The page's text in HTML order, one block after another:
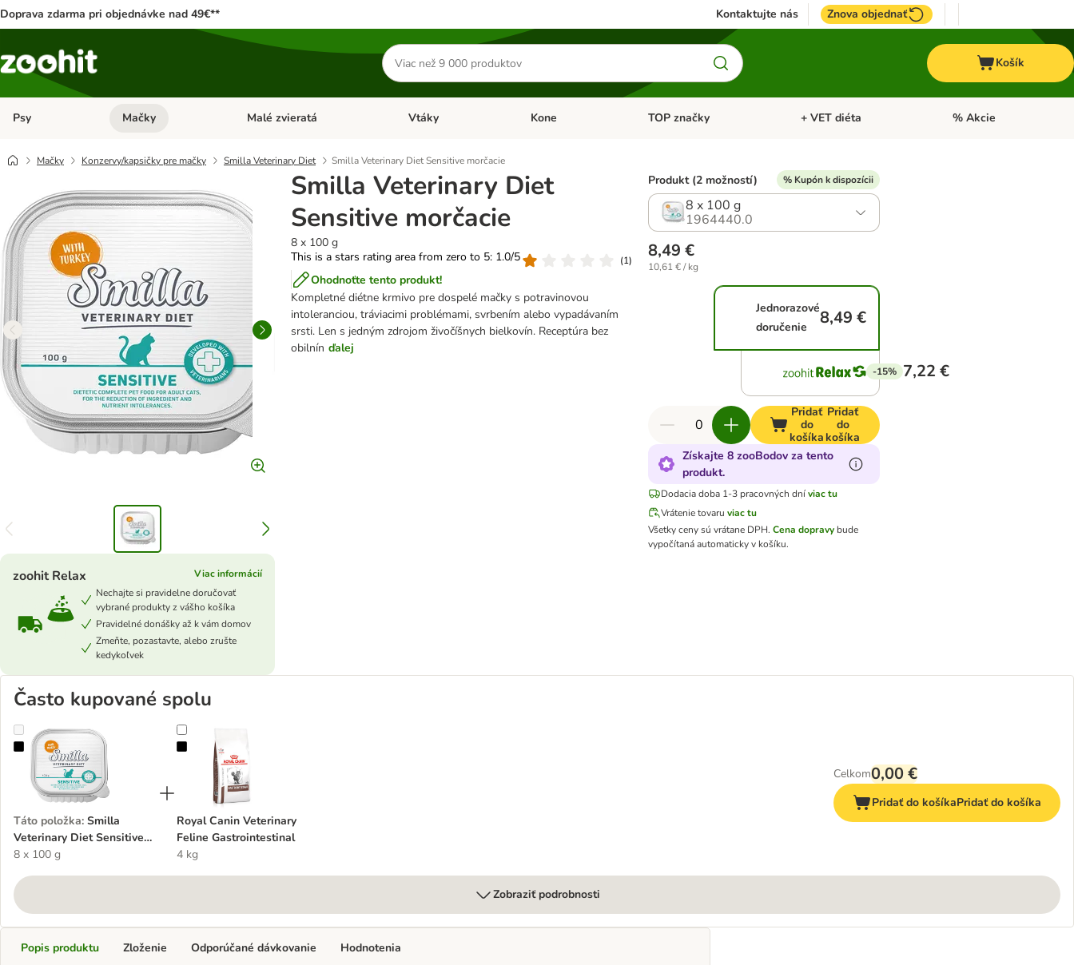
Doprava zdarma pri objednávke nad 49€** Kontaktujte nás Znova objednať
Hľadať
produkty
Košík
Psy Otvoriť menu: Psy
Mačky Otvoriť menu: Mačky
Malé zvieratá Otvoriť menu: Malé zvieratá
Vtáky Otvoriť menu: Vtáky
Kone Otvoriť menu: Kone
TOP značky Otvoriť menu: TOP značky
+ VET diéta Otvoriť menu: + VET diéta
% Akcie
Mačky Konzervy/kapsičky pre mačky Smilla Veterinary Diet Smilla Veterinary Diet Sensitive morčacie
Smilla Veterinary Diet
Sensitive morčacie
8 x 100 g
This is a stars rating area from zero to 5: 1.0/5
(1)
Ohodnoťte tento produkt!
Kompletné diétne krmivo pre dospelé mačky s potravinovou
intoleranciou, tráviacimi problémami, svrbením alebo vypadávaním
srsti. Len s jedným zdrojom živočíšnych bielkovín. Receptúra bez
obilnín ďalej
zoohit Relax
Viac informácií
Nechajte si pravidelne doručovať
vybrané produkty z vášho košíka
Pravidelné donášky až k vám domov
Zmeňte, pozastavte, alebo zrušte
kedykoľvek
Produkt (2 možností) % Kupón k dispozícii
8 x 100 g
1964440.0
8,49 €
10,61 € / kg
Jednorazové
doručenie
8,49 €
-15% 7,22 €
Pridať
do
košíka
Pridať
do
košíka
Získajte 8 zooBodov za tento
produkt.
Dodacia doba 1-3 pracovných dníviac tu
Vrátenie tovaru viac tu
Všetky ceny sú vrátane DPH.Cena dopravy bude
vypočítaná automaticky v košíku.
Často kupované spolu
Smilla Veterinary Diet Sensitive morčacie
Táto položka: Smilla
Veterinary Diet Sensitive
morčacie
8 x 100 g
Royal Canin Veterinary Feline Gastrointestinal
Royal Canin Veterinary
Feline Gastrointestinal
4 kg
Celkom0,00 €
Pridať do košíkaPridať do košíka
Zobraziť podrobnosti
Popis produktu Zloženie Odporúčané dávkovanie Hodnotenia